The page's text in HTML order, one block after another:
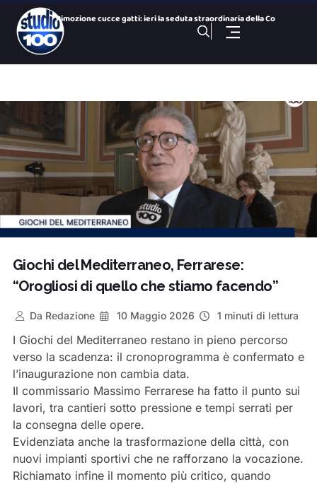
Rimozione cucce gatti: ieri la seduta straordinaria della Co
Colonie feline : parla il presidente della Commissione Ambie
San Paolo Dolphin Refuge, via libera al centro per i cetacei
Gezziamoci, cinque serate e cinque sold out: si chiude la pr
100 NOTIZIE, TG SPORTIVO DELL’ 8 Agosto 2026. Taranto,
100 NOTIZIE, TG H 14:00 DELL’ 8 Agosto 2026. Via Ligur
100 Sport Weekend, puntata del 7 agosto
100 NOTIZIE, TG H 19:30 DEL 7 Agosto 2026. ex Ilva ministro
100 NOTIZIE, TG H 19:30 DELL’ 8 Agosto 2026. Via Ligur
Giochi del Mediterraneo, Ferrarese:
“Orogliosi di quello che stiamo facendo”
Da Redazione 10 Maggio 2026 1 minuti di lettura
I Giochi del Mediterraneo restano in pieno percorso
verso la scadenza: il cronoprogramma è confermato e
l’inaugurazione non cambia data.
Il commissario Massimo Ferrarese ha fatto il punto sui
lavori, tra cantieri sotto pressione e tempi serrati per
la consegna delle opere.
Evidenziata anche la trasformazione della città, con
nuovi impianti sportivi che ne rafforzano la vocazione.
Richiamato infine il momento più critico, quando